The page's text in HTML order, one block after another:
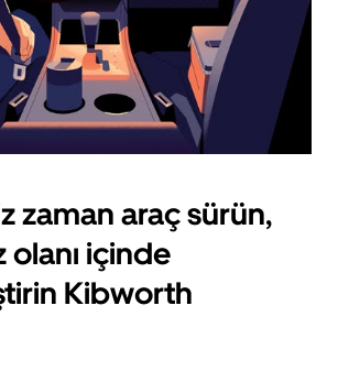
zaman araç sürün,
olanı içinde
Kibworth